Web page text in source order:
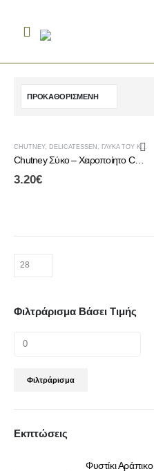
CHUTNEY, DELICATESSEN , ΓΛΥΚΆ ΤΟΥ ΚΟΥΤΑΛΙΟΎ & CHUTNEY
Chutney Σύκο – Χειροποίητο Chutney Σύκου
3.20€
Φιλτράρισμα Βάσει Τιμής
Φιλτράρισμα
Εκπτώσεις
Φυστίκι Αράπικο